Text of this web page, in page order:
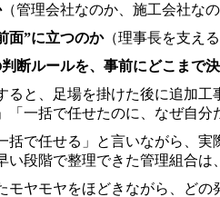
（管理会社なのか、施工会社な
面”に立つのか（理事長を支え
断ルールを、事前にどこまで
ると、足場を掛けた後に追加工
「一括で任せたのに、なぜ自
括で任せる」と言いながら、
い段階で整理できた管理組合
モヤモヤをほどきながら、ど